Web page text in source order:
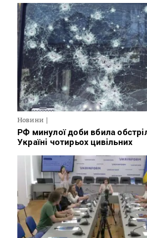
Новини
РФ минулої доби вбила
Україні чотирьох цивільних